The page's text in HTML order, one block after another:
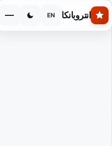
Skip to main content
انتروبانكا EN